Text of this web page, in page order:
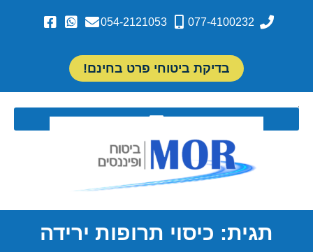
077-4100232
054-2121053
בדיקת ביטוחי פרט בחינם!
תגית: כיסוי תרופות ירידה